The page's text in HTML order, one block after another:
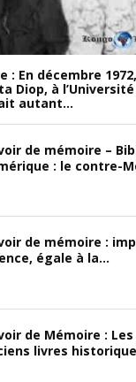
: En décembre
Diop, à
autant...
de mémoire –
: le contre-
de mémoire :
égale à la...
de Mémoire :
livres